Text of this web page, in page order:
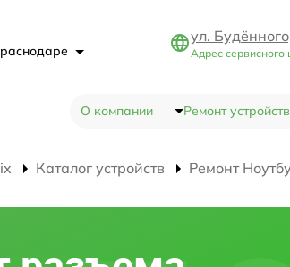
ул.
Адрес сервисного
О компании Ремонт устройств
Каталог устройств Ремонт